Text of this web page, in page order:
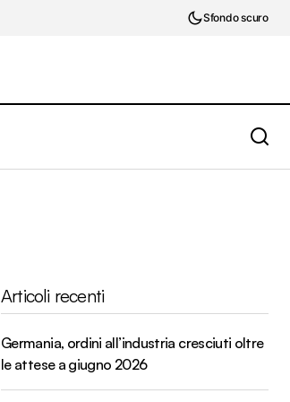
Sfondo scuro
Articoli recenti
Germania, ordini all’industria cresciuti oltre
le attese a giugno 2026